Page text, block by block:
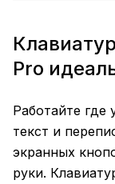
Pro
Работайте где
текст и
экранных
руки.